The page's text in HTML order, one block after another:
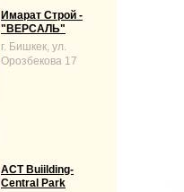
Имарат Строй -
"ВЕРСАЛЬ"
г. Бишкек, ул.
Орозбекова 17
ACT Buiilding-
Central Park